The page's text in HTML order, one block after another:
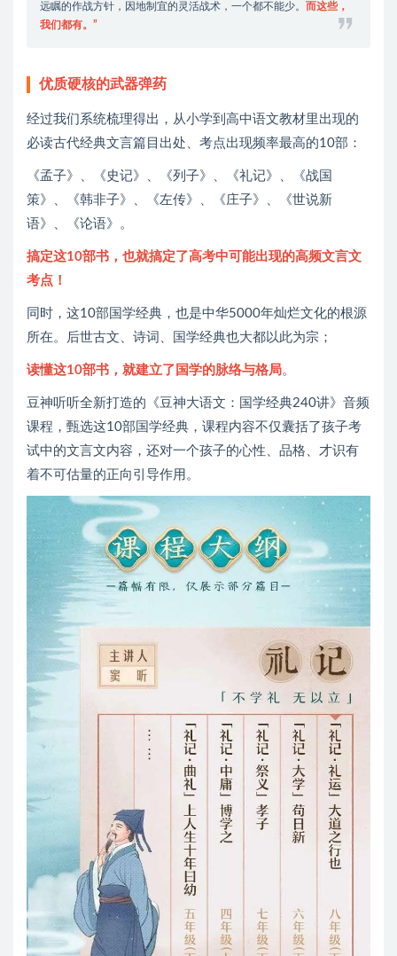
远瞩的作战方针，因地制宜的灵活战术，一个都不能少。 而这些，
我们都有。”
优质硬核的武器弹药
经过我们系统梳理得出，从小学到高中语文教材里出现的
必读古代经典文言篇目出处、考点出现频率最高的10部：
《孟子》、《史记》、《列子》、《礼记》、《战国
策》、《韩非子》、《左传》、《庄子》、《世说新
语》、《论语》。
搞定这10部书，也就搞定了高考中可能出现的高频文言文
考点！
同时，这10部国学经典，也是中华5000年灿烂文化的根源
所在。后世古文、诗词、国学经典也大都以此为宗；
读懂这10部书，就建立了国学的脉络与格局。
豆神听听全新打造的《豆神大语文：国学经典240讲》音频
课程，甄选这10部国学经典，课程内容不仅囊括了孩子考
试中的文言文内容，还对一个孩子的心性、品格、才识有
着不可估量的正向引导作用。